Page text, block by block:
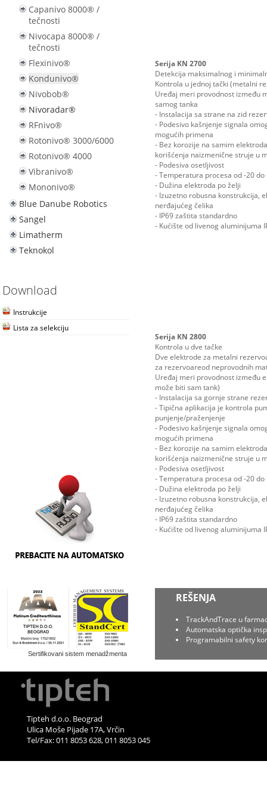
Capanivo 8000® /
tečnosti
Nivocapa 8000® /
tečnosti
Flexinivo®
Kondunivo®
Nivobob®
Nivoradar®
RFnivo®
Rotonivo® 3000/6000
Rotonivo® 4000
Vibranivo®
Mononivo®
Blue Danube Robotics
Sangel
Limatherm
Teknokol
Download
Instrukcije
Lista za selekciju
Serija KN 2700
Detekcija maksimalnog i
Kontrola u jednoj tački (metalni
Uređaj meri provodnost između
samog tanka
- Instalacija sa strane na zid
- Podesivo kašnjenje signala
mogućih primena
- Bez korozije na samim
korišćenja naizmenične struje u
- Podesiva osetljivost
- Temperatura procesa od -20 do
- Dužina elektroda po želji
- Izuzetno robusna konstrukcija,
nerđajućeg čelika
- IP69 zaštita standardno
- Kućište od livenog aluminijuma
Serija KN 2800
Kontrola u dve tačke
Dve elektrode za metalni
za rezervoareod neprovodnih
Uređaj meri provodnost između
može biti sam tank)
- Instalacija sa gornje strane
- Tipična aplikacija je kontrola
punjenje/praženjenje
- Podesivo kašnjenje signala
mogućih primena
- Bez korozije na samim
korišćenja naizmenične struje u
- Podesiva osetljivost
- Temperatura procesa od -20 do
- Dužina elektroda po želji
- Izuzetno robusna konstrukcija,
nerđajućeg čelika
- IP69 zaštita standardno
- Kućište od livenog aluminijuma
Sertifikovani sistem menadžmenta
REŠENJA
TrackAndTrace u
Automatska optička
Programabilni safety
Tipteh d.o.o. Beograd
Ulica Moše Pijade 17A, Vrčin
Tel/Fax: 011 8053 628, 011 8053 045